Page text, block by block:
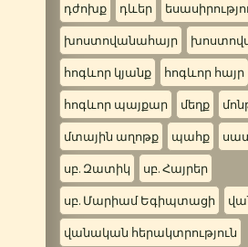
դժոխք դևեր
խոստովանահայր
հոգևոր կյանք հոգևոր հայր
հոգևոր պայքար մեղք
մտային աղոթք պահք
սբ. Զատիկ սբ. Հայրեր
սբ. Մարիամ Եգիպտացի
վանական հերակտրություն